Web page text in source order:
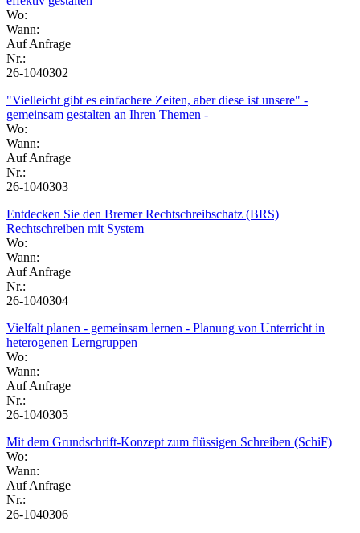
Wo:
Wann:
Auf Anfrage
Nr.:
26-1040302
"Vielleicht gibt es einfachere Zeiten, aber diese ist unsere" -
gemeinsam gestalten an Ihren Themen -
Wo:
Wann:
Auf Anfrage
Nr.:
26-1040303
Entdecken Sie den Bremer Rechtschreibschatz (BRS)
Rechtschreiben mit System
Wo:
Wann:
Auf Anfrage
Nr.:
26-1040304
Vielfalt planen - gemeinsam lernen - Planung von Unterricht in
heterogenen Lerngruppen
Wo:
Wann:
Auf Anfrage
Nr.:
26-1040305
Mit dem Grundschrift-Konzept zum flüssigen Schreiben (SchiF)
Wo:
Wann:
Auf Anfrage
Nr.:
26-1040306